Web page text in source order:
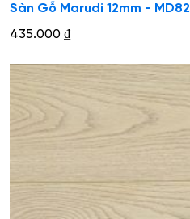
Sàn Gỗ Marudi 12mm - MD82
435.000 ₫